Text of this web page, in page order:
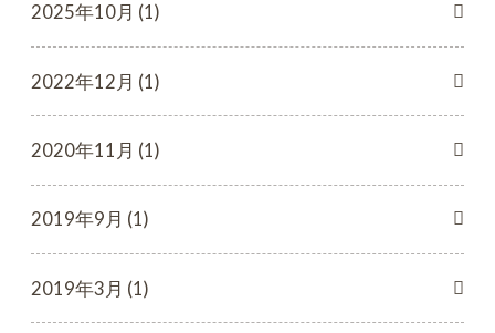
2025年10月 (1)
2022年12月 (1)
2020年11月 (1)
2019年9月 (1)
2019年3月 (1)